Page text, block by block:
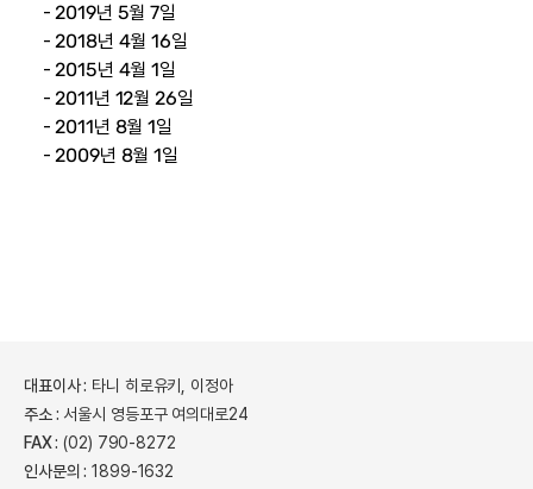
-2019년 5월 7일
-2018년 4월 16일
-2015년 4월 1일
-2011년 12월 26일
-2011년 8월 1일
-2009년 8월 1일
대표이사 : 타니 히로유키, 이정아
주소 : 서울시 영등포구 여의대로24
FAX : (02) 790-8272
인사문의 : 1899-1632